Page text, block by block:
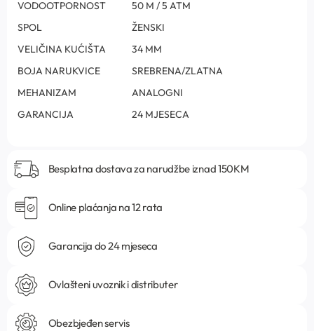
VODOOTPORNOST
50 M / 5 ATM
SPOL
ŽENSKI
VELIČINA KUĆIŠTA
34 MM
BOJA NARUKVICE
SREBRENA/ZLATNA
MEHANIZAM
ANALOGNI
GARANCIJA
24 MJESECA
Besplatna dostava za narudžbe iznad 150KM
Online plaćanja na 12 rata
Garancija do 24 mjeseca
Ovlašteni uvoznik i distributer
Obezbjeđen servis